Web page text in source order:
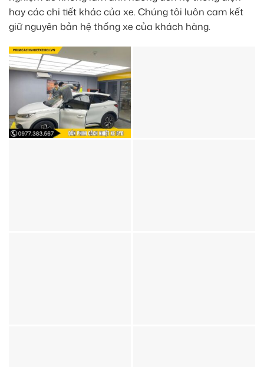
hay các chi tiết khác của xe. Chúng tôi luôn cam kết
giữ nguyên bản hệ thống xe của khách hàng.